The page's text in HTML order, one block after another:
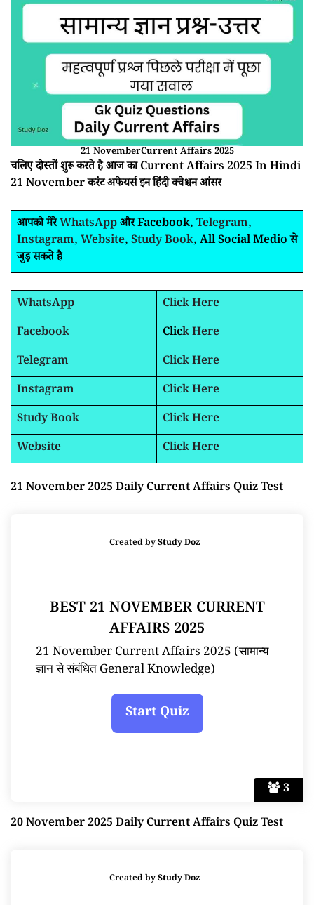
21 NovemberCurrent Affairs 2025
चलिए दोस्तों शुरू करते है आज का Current Affairs 2025 In Hindi
21 November करंट अफेयर्स इन हिंदी क्वेश्चन आंसर
आपको मेरेWhatsAppऔर Facebook, Telegram,
Instagram, Website, Study Book, All Social Medio से
जुड़ सकते है
WhatsApp
Click Here
Facebook
Click Here
Telegram
Click Here
Instagram
Click Here
Study Book
Click Here
Website
Click Here
21 November 2025 Daily Current Affairs Quiz Test
3
Created byStudy Doz
BEST 21 NOVEMBER CURRENT
AFFAIRS 2025
21 November Current Affairs 2025 (सामान्य
ज्ञान से संबंधित General Knowledge)
20 November 2025 Daily Current Affairs Quiz Test
Created byStudy Doz